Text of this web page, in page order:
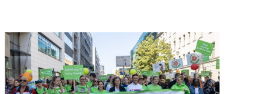
Washingtonplatz / Hbf in Berlin. Auf den